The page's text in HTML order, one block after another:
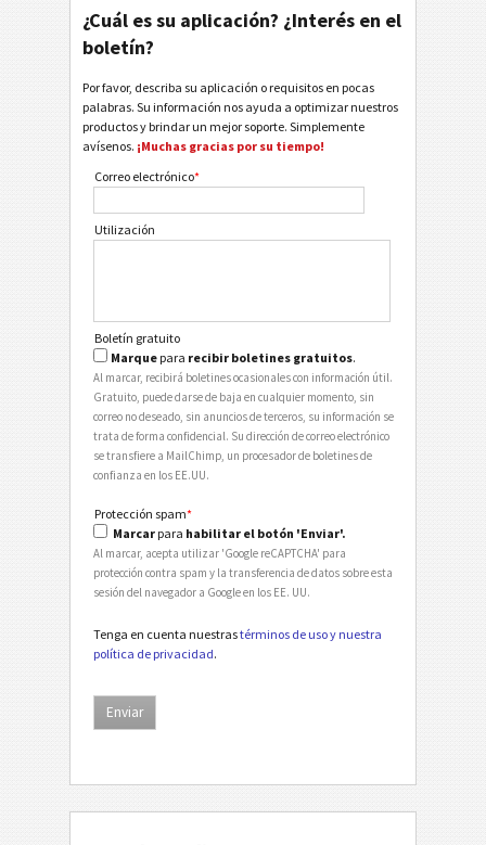
¿Cuál es su aplicación? ¿Interés en el
boletín?
Por favor, describa su aplicación o requisitos en pocas
palabras. Su información nos ayuda a optimizar nuestros
productos y brindar un mejor soporte. Simplemente
avísenos. ¡Muchas gracias por su tiempo!
Correo electrónico*
Utilización
Boletín gratuito
Marque para recibir boletines gratuitos.
Al marcar, recibirá boletines ocasionales con información útil.
Gratuito, puede darse de baja en cualquier momento, sin
correo no deseado, sin anuncios de terceros, su información se
trata de forma confidencial. Su dirección de correo electrónico
se transfiere a MailChimp, un procesador de boletines de
confianza en los EE.UU.
Protección spam*
Marcar para habilitar el botón 'Enviar'.
Al marcar, acepta utilizar 'Google reCAPTCHA' para
protección contra spam y la transferencia de datos sobre esta
sesión del navegador a Google en los EE. UU.
Tenga en cuenta nuestrastérminos de uso y nuestra
política de privacidad.